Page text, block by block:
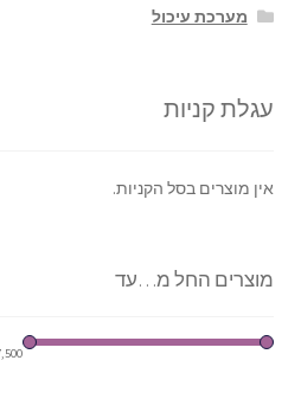
מערכת עיכול
עגלת קניות
אין מוצרים בסל הקניות.
מוצרים החל מ…עד